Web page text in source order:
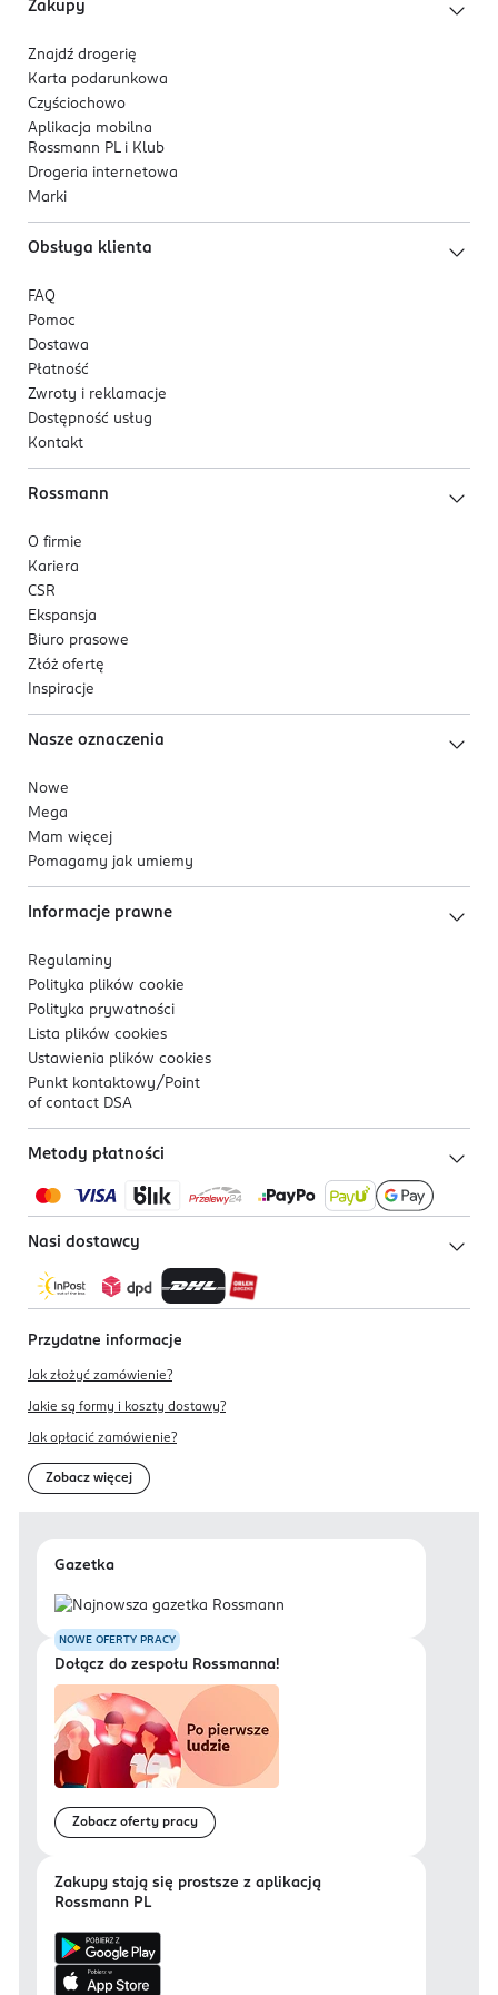
rekomendowane przez producenta.
PRODUCENT/PODMIOT ODPOWIEDZIALNY
Procter&Gamble DS Polska sp. z o.o.
ul. Zabraniecka 20
03-872 Warszawa
Kod EAN
8 006540 731277
Zakupy
Znajdź drogerię
Karta podarunkowa
Czyściochowo
Aplikacja mobilna
Rossmann PL i Klub
Drogeria internetowa
Marki
Obsługa klienta
FAQ
Pomoc
Dostawa
Płatność
Zwroty i reklamacje
Dostępność usług
Kontakt
Rossmann
O firmie
Kariera
CSR
Ekspansja
Biuro prasowe
Złóż ofertę
Inspiracje
Nasze oznaczenia
Nowe
Mega
Mam więcej
Pomagamy jak umiemy
Informacje prawne
Regulaminy
Polityka plików cookie
Polityka prywatności
Lista plików cookies
Ustawienia plików cookies
Punkt kontaktowy/ Point
of contact DSA
Metody płatności
Nasi dostawcy
Przydatne informacje
Jak złożyć zamówienie?
Jakie są formy i koszty dostawy?
Jak opłacić zamówienie?
Zobacz więcej
Gazetka
NOWE OFERTY PRACY
Dołącz do zespołu Rossmanna!
Zobacz oferty pracy
Zakupy stają się prostsze z aplikacją
Rossmann PL